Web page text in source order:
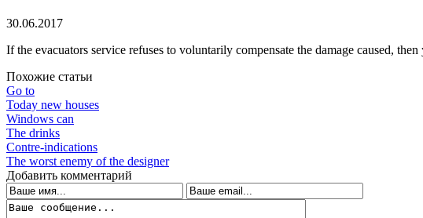
30.06.2017
If the evacuators service refuses to voluntarily compensate the damage caused,
Похожие статьи
Go to
Today new houses
Windows can
The drinks
Contre-indications
The worst enemy of the designer
Добавить комментарий